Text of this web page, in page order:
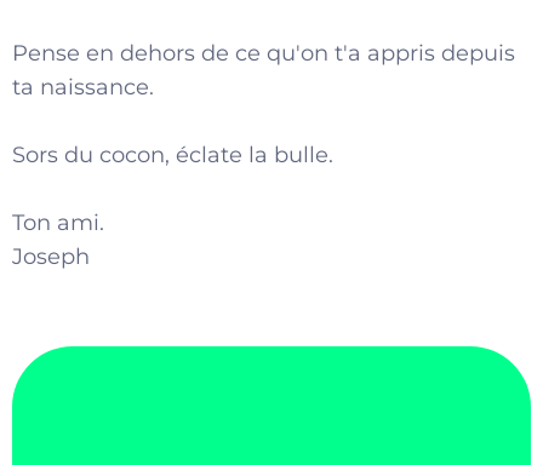
Pense en dehors de ce qu'on t'a appris depuis
ta naissance.
Sors du cocon, éclate la bulle.
Ton ami.
Joseph